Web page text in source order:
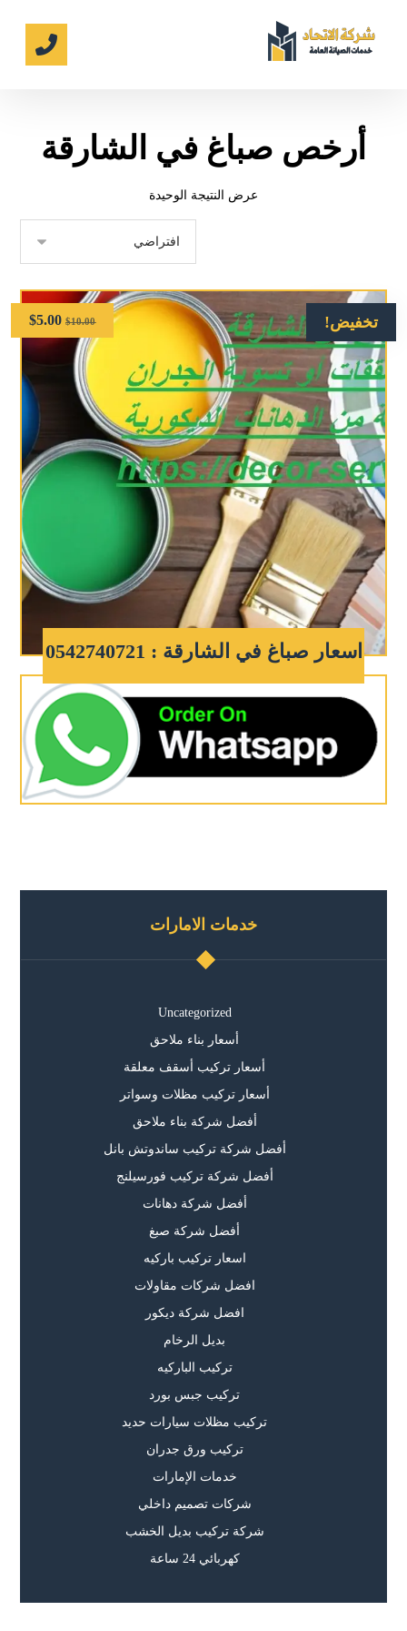
أرخص صباغ في الشارقة
عرض النتيجة الوحيدة
تخفيض!
اسعار صباغ في الشارقة : 0542740721
$10.00
$5.00
خدمات الامارات
Uncategorized
أسعار بناء ملاحق
أسعار تركيب أسقف معلقة
أسعار تركيب مظلات وسواتر
أفضل شركة بناء ملاحق
أفضل شركة تركيب ساندوتش بانل
أفضل شركة تركيب فورسيلنج
أفضل شركة دهانات
أفضل شركة صبغ
اسعار تركيب باركيه
افضل شركات مقاولات
افضل شركة ديكور
بديل الرخام
تركيب الباركيه
تركيب جبس بورد
تركيب مظلات سيارات حديد
تركيب ورق جدران
خدمات الإمارات
شركات تصميم داخلي
شركة تركيب بديل الخشب
كهربائي 24 ساعة